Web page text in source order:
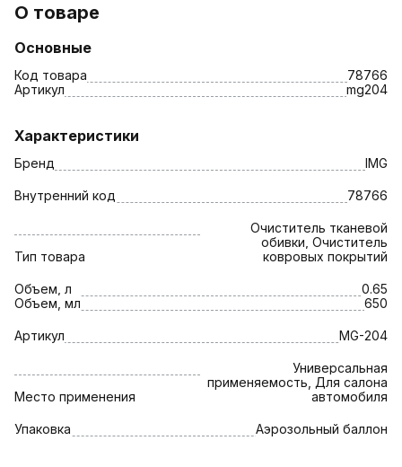
О товаре
Основные
Код товара
78766
Артикул
mg204
Характеристики
Бренд IMG
Внутренний код 78766
Тип товара
Очиститель тканевой
обивки, Очиститель
ковровых покрытий
Объем, л
0.65
Объем, мл
650
Артикул MG-204
Место применения
Универсальная
применяемость, Для салона
автомобиля
Упаковка Аэрозольный баллон